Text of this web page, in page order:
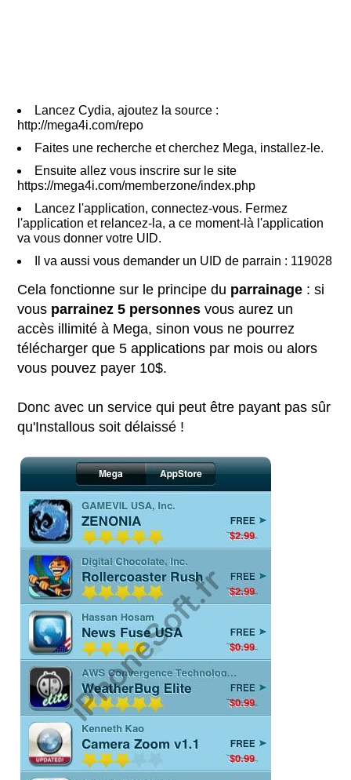
Lancez Cydia, ajoutez la source :
http://mega4i.com/repo
Faites une recherche et cherchez Mega, installez-le.
Ensuite allez vous inscrire sur le site
https://mega4i.com/memberzone/index.php
Lancez l'application, connectez-vous. Fermez
l'application et relancez-la, a ce moment-là l'application
va vous donner votre UID.
Il va aussi vous demander un UID de parrain : 119028
Cela fonctionne sur le principe du parrainage : si
vous parrainez 5 personnes vous aurez un
accès illimité à Mega, sinon vous ne pourrez
télécharger que 5 applications par mois ou alors
vous pouvez payer 10$.
Donc avec un service qui peut être payant pas sûr
qu'Installous soit délaissé !